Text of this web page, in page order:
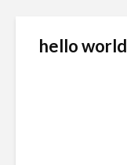
hello world